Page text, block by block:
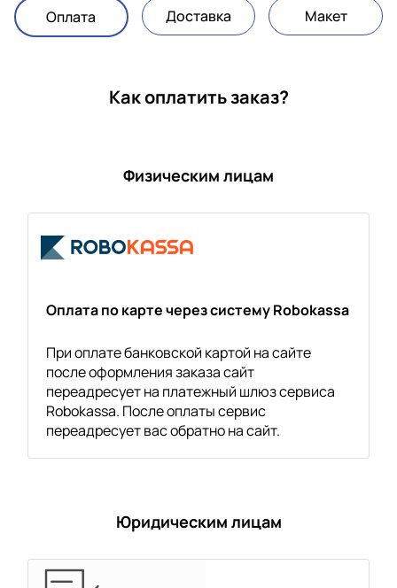
Оплата Доставка Макет
Как оплатить заказ?
Физическим лицам
Оплата по карте через систему Robokassa
При оплате банковской картой на сайте
после оформления заказа сайт
переадресует на платежный шлюз сервиса
Robokassa. После оплаты сервис
переадресует вас обратно на сайт.
Юридическим лицам